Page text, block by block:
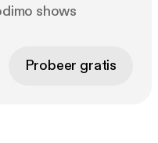
shows
Probeer gratis